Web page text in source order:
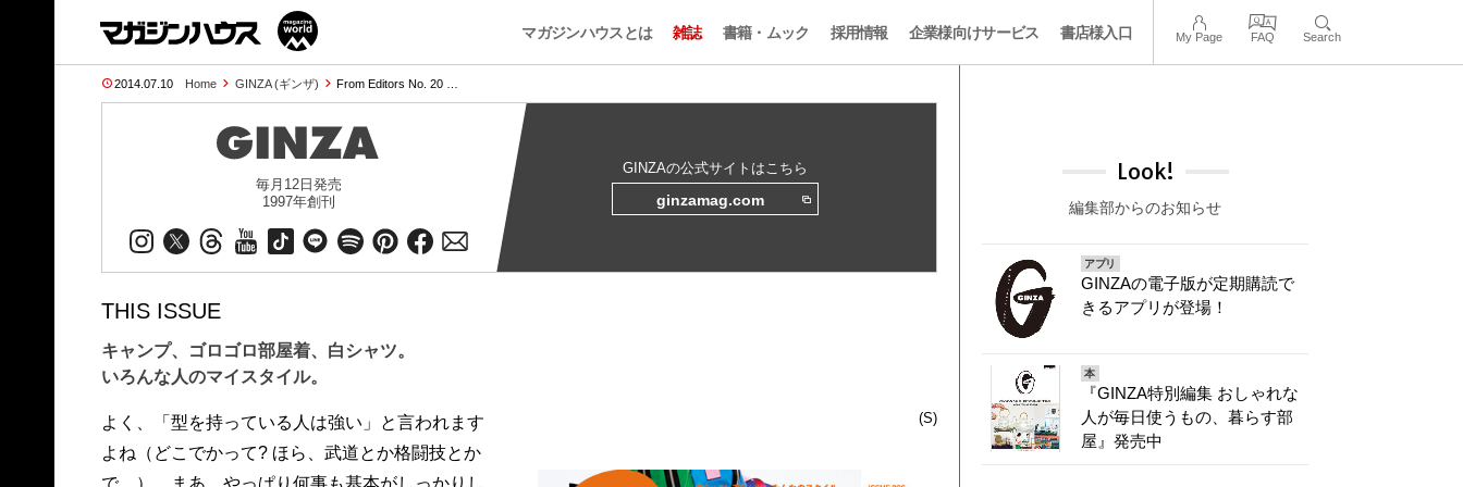
マガジンハウスとは 雑誌 書籍・ムック 採用情報 企業様向けサービス 書店様入口 My Page FAQ Search
2014.07.10 Home GINZA (ギンザ) From Editors No. 20 …
毎月12日発売
1997年創刊
GINZAの公式サイトはこちら
ginzamag.com
THIS ISSUE
キャンプ、ゴロゴロ部屋着、白シャツ。
いろんな人のマイスタイル。
よく、「型を持っている人は強い」と言われます
よね（どこでかって? ほら、武道とか格闘技とか
で…）。まあ、やっぱり何事も基本がしっかりし
(S)
Look!
編集部からのお知らせ
アプリ
GINZAの電子版が定期購読で
きるアプリが登場！
本
『GINZA特別編集 おしゃれな
人が毎日使うもの、暮らす部
屋』発売中